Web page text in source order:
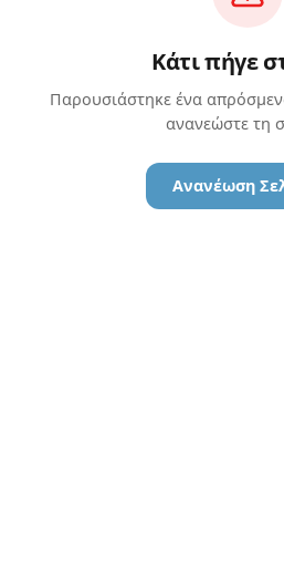
Κάτι πήγε
Παρουσιάστηκε ένα
ανανεώστε τη
Ανανέωση